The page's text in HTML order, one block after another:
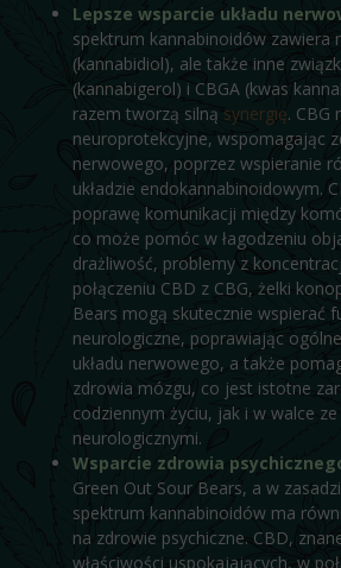
Lepsze wsparcie układu
spektrum kannabinoidów zawiera
(kannabidiol), ale także inne
(kannabigerol) i CBGA (kwas
razem tworzą silną synergię. CBG
neuroprotekcyjne, wspomagając
nerwowego, poprzez wspieranie
układzie endokannabinoidowym.
poprawę komunikacji między
co może pomóc w łagodzeniu
drażliwość, problemy z
połączeniu CBD z CBG, żelki
Bears mogą skutecznie wspierać
neurologiczne, poprawiając
układu nerwowego, a także
zdrowia mózgu, co jest istotne
codziennym życiu, jak i w walce
neurologicznymi.
Wsparcie zdrowia
Green Out Sour Bears, a w
spektrum kannabinoidów ma
na zdrowie psychiczne. CBD,
właściwości uspokajających, w